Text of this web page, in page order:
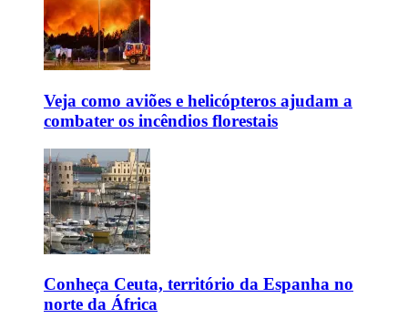
Veja como aviões e helicópteros ajudam a
combater os incêndios florestais
Conheça Ceuta, território da Espanha no
norte da África